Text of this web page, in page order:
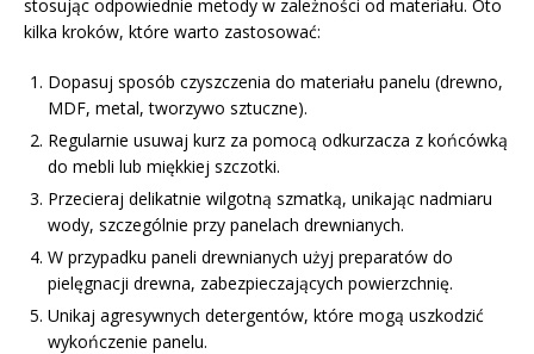
stosując odpowiednie metody w zależności od materiału. Oto
kilka kroków, które warto zastosować:
Dopasuj sposób czyszczenia do materiału panelu (drewno,
MDF, metal, tworzywo sztuczne).
Regularnie usuwaj kurz za pomocą odkurzacza z końcówką
do mebli lub miękkiej szczotki.
Przecieraj delikatnie wilgotną szmatką, unikając nadmiaru
wody, szczególnie przy panelach drewnianych.
W przypadku paneli drewnianych użyj preparatów do
pielęgnacji drewna, zabezpieczających powierzchnię.
Unikaj agresywnych detergentów, które mogą uszkodzić
wykończenie panelu.